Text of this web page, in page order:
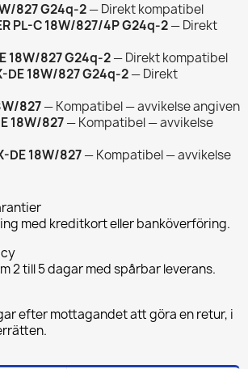
827 G24q-2— Direkt kompatibel
PL-C 18W/827/4P G24q-2— Direkt
18W/827 G24q-2— Direkt kompatibel
DE 18W/827 G24q-2— Direkt
827— Kompatibel — avvikelse angiven
18W/827— Kompatibel — avvikelse
DE 18W/827— Kompatibel — avvikelse
med kreditkort eller banköverföring.
2 till 5 dagar med spårbar leverans.
efter mottagandet att göra en retur, i